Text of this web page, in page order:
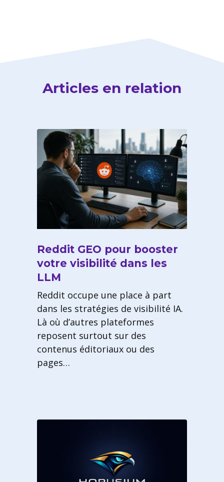
Articles en relation
Reddit GEO pour booster
votre visibilité dans les
LLM
Reddit occupe une place à part
dans les stratégies de visibilité IA.
Là où d’autres plateformes
reposent surtout sur des
contenus éditoriaux ou des
pages…